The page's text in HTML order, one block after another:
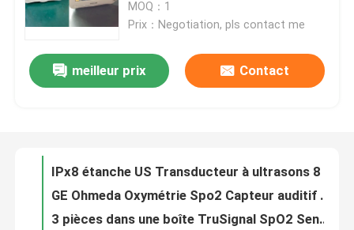
Contrôle de la qualité
MOQ：1
Prix：Negotiation, pls contact me
meilleur prix Contact
EDAN TruSignal PediTip Capteur Spo2 réutilisable non invasif TS-SP-D